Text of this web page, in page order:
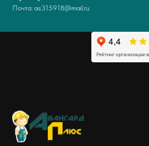
Почта: as315918@mail.ru